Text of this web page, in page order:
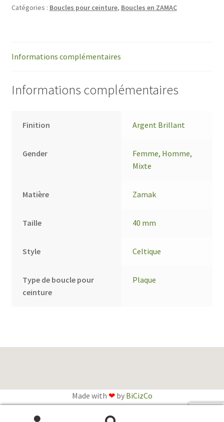
Catégories : Boucles pour ceinture, Boucles en ZAMAC
Informations complémentaires
Informations complémentaires
Finition Argent Brillant
Gender Femme, Homme,
Mixte
Matière Zamak
Taille 40 mm
Style Celtique
Type de boucle pour
ceinture
Plaque
Made with ❤by BiCizCo
Anglais